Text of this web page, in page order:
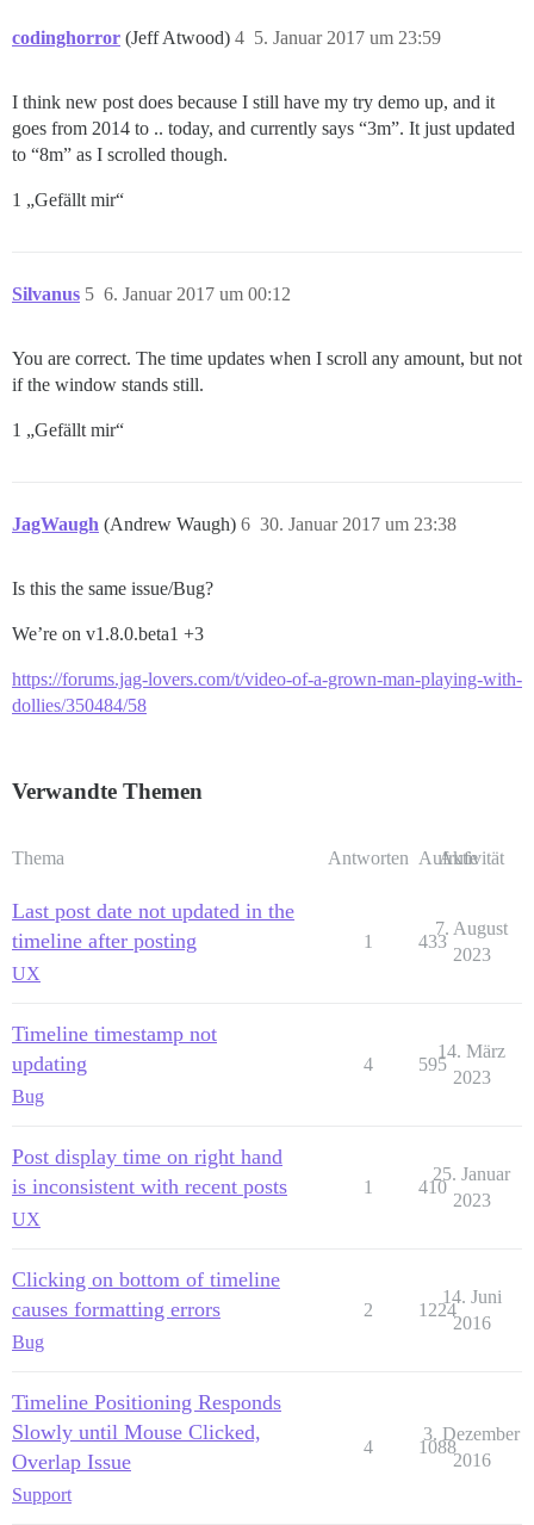
codinghorror (Jeff Atwood) 5. Januar 2017 um 23:59
4
I think new post does because I still have my try demo up, and it
goes from 2014 to .. today, and currently says “3m”. It just updated
to “8m” as I scrolled though.
1 „Gefällt mir“
Silvanus 6. Januar 2017 um 00:12
5
You are correct. The time updates when I scroll any amount, but not
if the window stands still.
1 „Gefällt mir“
JagWaugh (Andrew Waugh) 30. Januar 2017 um 23:38
6
Is this the same issue/Bug?
We’re on v1.8.0.beta1 +3
https://forums.jag-lovers.com/t/video-of-a-grown-man-playing-with-
dollies/350484/58
Verwandte Themen
Thema Antworten Aufrufe
Aktivität
Last post date not updated in the
timeline after posting
UX
1 433
7. August
2023
Timeline timestamp not
updating
Bug
4 595
14. März
2023
Post display time on right hand
is inconsistent with recent posts
UX
1 410
25. Januar
2023
Clicking on bottom of timeline
causes formatting errors
Bug
2 1224
14. Juni
2016
Timeline Positioning Responds
Slowly until Mouse Clicked,
Overlap Issue
Support
4 1088
3. Dezember
2016